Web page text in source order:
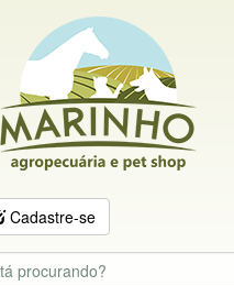
Cadastre-se